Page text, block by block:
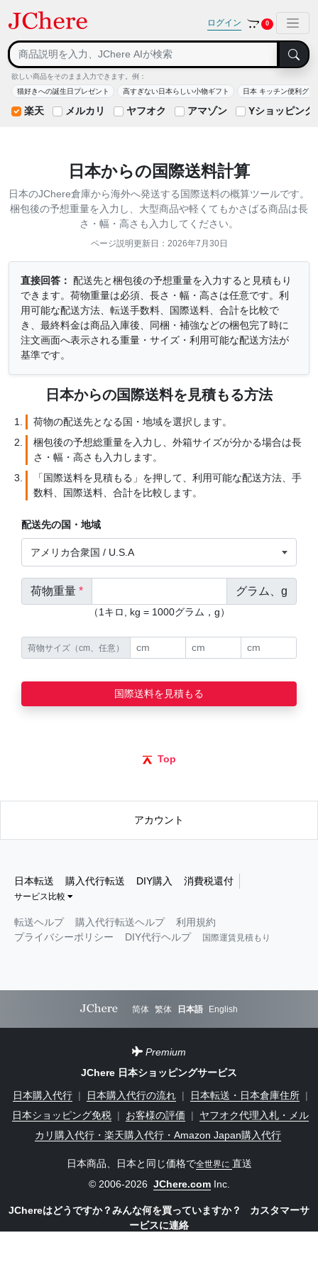
ログイン 0
欲しい商品をそのまま入力できます。例：
猫好きへの誕生日プレゼント
高すぎない日本らしい小物ギフト 日本 キッチン便利グッ
楽天 メルカリ ヤフオク アマゾン Yショッピング
日本からの国際送料計算
日本のJChere倉庫から海外へ発送する国際送料の概算ツールです。
梱包後の予想重量を入力し、大型商品や軽くてもかさばる商品は長
さ・幅・高さも入力してください。
ページ説明更新日：2026年7月30日
直接回答： 配送先と梱包後の予想重量を入力すると見積もり
できます。荷物重量は必須、長さ・幅・高さは任意です。利
用可能な配送方法、転送手数料、国際送料、合計を比較で
き、最終料金は商品入庫後、同梱・補強などの梱包完了時に
注文画面へ表示される重量・サイズ・利用可能な配送方法が
基準です。
日本からの国際送料を見積もる方法
荷物の配送先となる国・地域を選択します。
梱包後の予想総重量を入力し、外箱サイズが分かる場合は長
さ・幅・高さも入力します。
「国際送料を見積もる」を押して、利用可能な配送方法、手
数料、国際送料、合計を比較します。
配送先の国・地域
荷物重量 * グラム、g
（1キロ, kg = 1000グラム，g）
荷物サイズ（cm、任意）
国際送料を見積もる
Top
アカウント
日本転送 購入代行転送 DIY購入 消費税還付
サービス比較
転送ヘルプ 購入代行転送ヘルプ
利用規約
プライバシーポリシー
DIY代行ヘルプ 国際運賃見積もり
简体 繁体 日本語 English
Premium
JChere 日本ショッピングサービス
日本購入代行 | 日本購入代行の流れ | 日本転送・日本倉庫住所 |
日本ショッピング免税 | お客様の評価 |
ヤフオク代理入札・メル
カリ購入代行・楽天購入代行・Amazon Japan購入代行
日本商品、日本と同じ価格で全世界に 直送
© 2006-2026 JChere.comInc.
JChereはどうですか？みんな何を買っていますか？
カスタマーサ
ービスに連絡